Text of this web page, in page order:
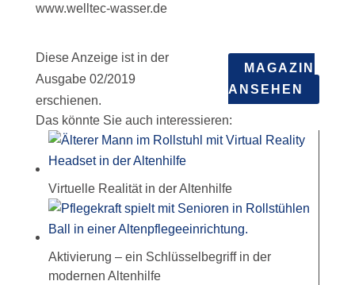
www.welltec-wasser.de
Diese Anzeige ist in der
Ausgabe 02/2019
erschienen.
MAGAZIN
ANSEHEN
Das könnte Sie auch interessieren:
Virtuelle Realität in der Altenhilfe
Aktivierung – ein Schlüsselbegriff in der
modernen Altenhilfe